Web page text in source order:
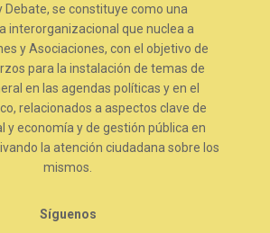
Debate, se constituye como una
interorganizacional que nuclea a
y Asociaciones, con el objetivo de
para la instalación de temas de
en las agendas políticas y en el
relacionados a aspectos clave de
y economía y de gestión pública en
la atención ciudadana sobre los
mismos.
Síguenos